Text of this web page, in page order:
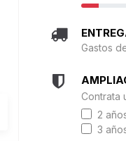
Gastos
Contrata
2
3